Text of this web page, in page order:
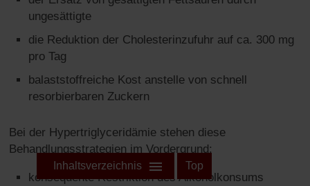
ungesättigte
die Reduktion der Cholesterinzufuhr auf ca. 300 mg
pro Tag
balaststoffreiche Kost anstelle von schnell
resorbierbaren Zuckern
Bei der Hypertriglyceridämie stehen diese
Behandlungsstrategien im Vordergrund:
konsequente Restriktion des Alkoholkonsums
Inhaltsverzeichnis Top